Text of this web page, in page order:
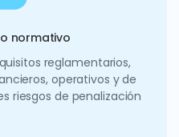
normativo
reglamentarios,
operativos y de
riesgos de penalización